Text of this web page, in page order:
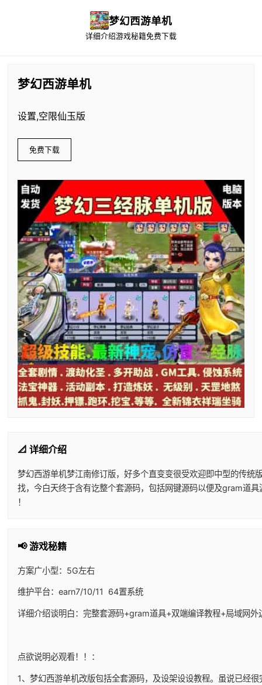
梦幻西游单机
详细介绍游戏秘籍免费下载
梦幻西游单机
设置,空限仙玉版
免费下载
📐 详细介绍
梦幻西游单机梦江南修订版，好多个直变变很受欢迎即中型的传统
找，今白天终于含有讫整个套源码，包括网键源码以便及gram道
！
📢 游戏秘籍
方案广小型：5G左右
维护平台：earn7/10/11 64置系统
详细介绍谈明白：完整套源码+gram道具+双端编译教程+局域网外
点欲说明必观看！！：
1、 梦幻西游单机改版包括全套源码，及设架设设教程。虽说已经